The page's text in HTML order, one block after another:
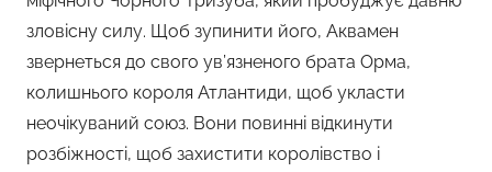
зловісну силу. Щоб зупинити його, Аквамен
звернеться до свого ув’язненого брата Орма,
колишнього короля Атлантиди, щоб укласти
неочікуваний союз. Вони повинні відкинути
розбіжності, щоб захистити королівство і